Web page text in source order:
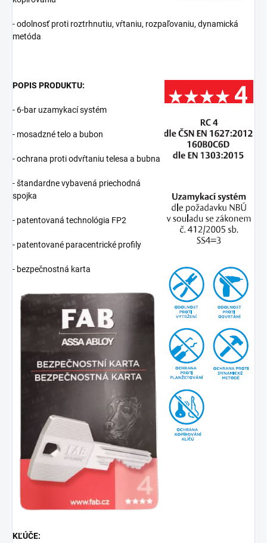
- odolnosť proti roztrhnutiu, vŕtaniu, rozpaľovaniu, dynamická
metóda
POPIS PRODUKTU:
- 6-bar uzamykací systém
- mosadzné telo a bubon
- ochrana proti odvŕtaniu telesa a bubna
- štandardne vybavená priechodná
spojka
- patentovaná technológia FP2
- patentované paracentrické profily
- bezpečnostná karta
KĽÚČE: